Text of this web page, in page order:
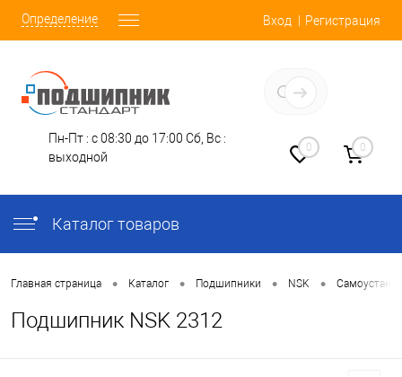
Определение Вход Регистрация
Пн-Пт : с 08:30 до 17:00 Сб, Вс :
выходной
0 0
Каталог товаров
Главная страница • Каталог • Подшипники • NSK •
Подшипник NSK 2312